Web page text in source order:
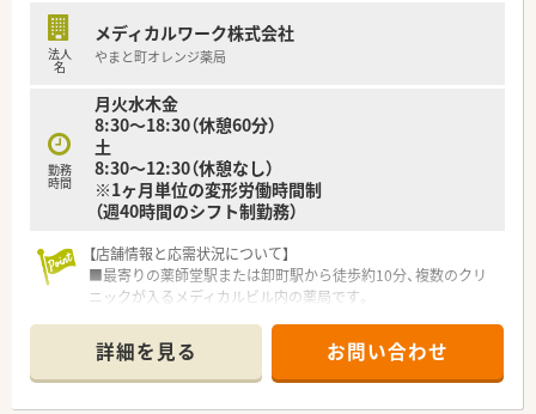
法人
名
メディカルワーク株式会社
やまと町オレンジ薬局
勤務
時間
月火水木金
8:30～18:30（休憩60分）
土
8:30～12:30（休憩なし）
※1ヶ月単位の変形労働時間制
（週40時間のシフト制勤務）
【店舗情報と応需状況について】
■最寄りの薬師堂駅または卸町駅から徒歩約10分、複数のクリ
ニックが入るメディカルビル内の薬局です。
の処方箋枚数は約250枚にのぼります。
■正社員薬剤師6名とパート2名、事務7名が在籍し、若手を中心
に活気のある雰囲気で運営しています。
詳細を見る お問い合わせ